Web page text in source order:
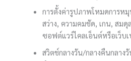
การตั้งค่ารูปภาพโหมดการห
สว่าง, ความคมชัด, เกน, สมดุ
ซอฟต์แวร์ไคลเอ็นต์หรือเว็บเ
สวิตช์กลางวัน/กลางคืนกลาง